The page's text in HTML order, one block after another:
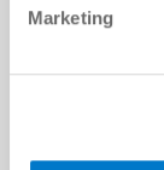
Marketing